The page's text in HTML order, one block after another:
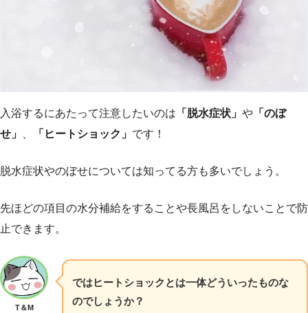
入浴するにあたって注意したいのは 「脱水症状」 や 「のぼ
せ」
「ヒートショック」 です！
脱水症状やのぼせについては知ってる方も多いでしょう。
先ほどの項目の水分補給をすることや長風呂をしないことで防
止できます。
T＆M
ではヒートショックとは一体どういったものな
のでしょうか？